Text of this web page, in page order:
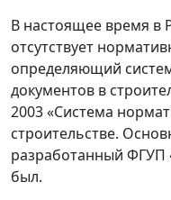
В настоящее время в
отсутствует
определяющий
документов в
2003 «Система
строительстве.
разработанный ФГУП
был.